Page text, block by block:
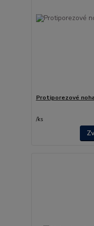
Protiporezové
/ks